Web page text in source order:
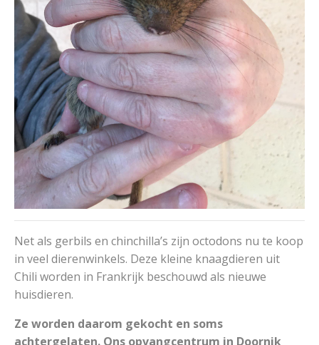
Net als gerbils en chinchilla’s zijn octodons nu te koop
in veel dierenwinkels. Deze kleine knaagdieren uit
Chili worden in Frankrijk beschouwd als nieuwe
huisdieren.
Ze worden daarom gekocht en soms
achtergelaten. Ons opvangcentrum in Doornik